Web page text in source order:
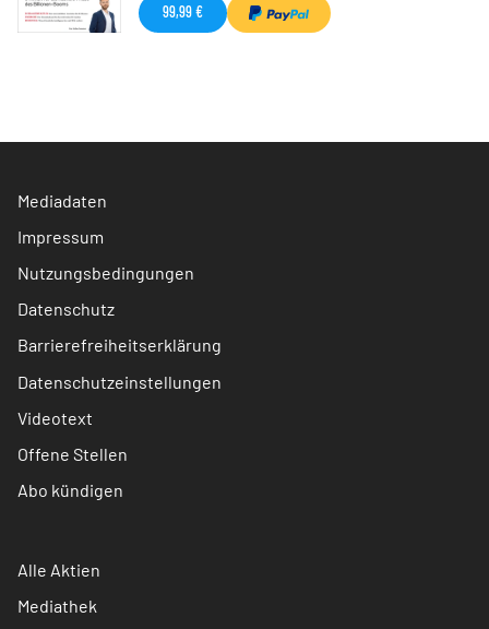
99,99 €
Mediadaten
Impressum
Nutzungsbedingungen
Datenschutz
Barrierefreiheitserklärung
Datenschutzeinstellungen
Videotext
Offene Stellen
Abo kündigen
Alle Aktien
Mediathek